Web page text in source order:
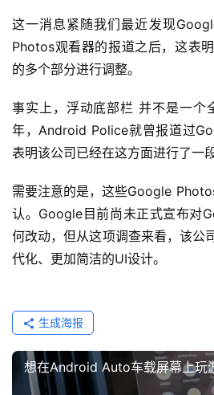
这一消息紧随我们最近发现
Photos观看器的报道之后，这表
的多个部分进行调整。
事实上，浮动底部栏 并不是一个
年，Android Police就曾报道过
表明该公司已经在这方面进行了一
需要注意的是，这些Google
认。Google目前尚未正式宣布对
何改动，但从这项调查来看，该公
代化、更加简洁的UI设计。
生成海报
想在Android Auto车载屏幕上玩